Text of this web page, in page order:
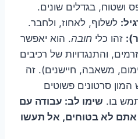
ושטוח, בגדלים שונים.
לשלוף, לאחוז, ולחבר.
זהו כלי חובה. הוא יאפשר
והתנגדויות של רכיבים
משאבה, חיישנים). זה
סרטונים פשוטים
בו. שימו לב: עבודה עם
לא בטוחים, אל תעשו